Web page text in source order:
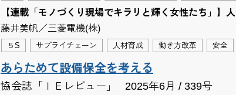
【連載「モノづくり現場でキラリと輝く女性たち」
藤井美帆／三菱電機(株)
５S サプライチェーン 人材育成 働き方改革 安全
あらためて設備保全を考える
協会誌「ＩＥレビュー」 2025年6月 / 339号